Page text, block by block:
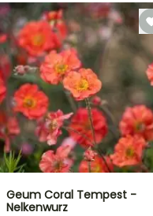
Geum Coral Tempest -
Nelkenwurz